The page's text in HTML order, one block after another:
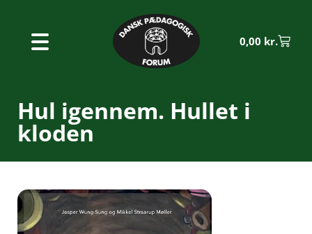
0,00 kr.
Hul igennem. Hullet i
kloden